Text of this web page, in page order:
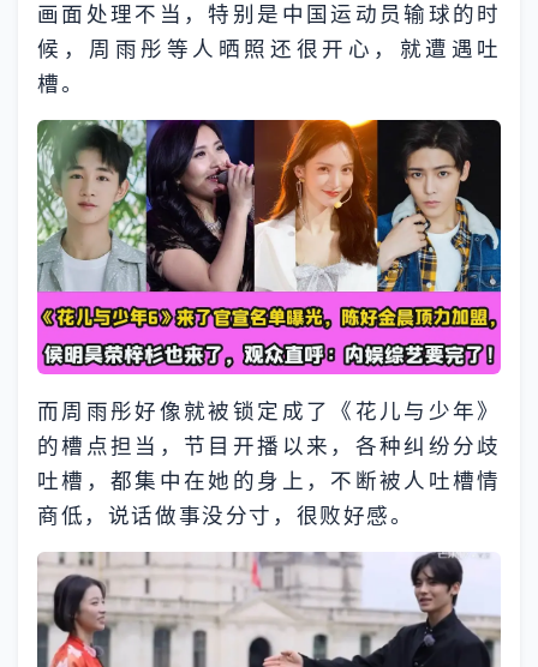
画面处理不当，特别是中国运动员输球的时
候，周雨彤等人晒照还很开心，就遭遇吐
槽。
而周雨彤好像就被锁定成了《花儿与少年》
的槽点担当，节目开播以来，各种纠纷分歧
吐槽，都集中在她的身上，不断被人吐槽情
商低，说话做事没分寸，很败好感。